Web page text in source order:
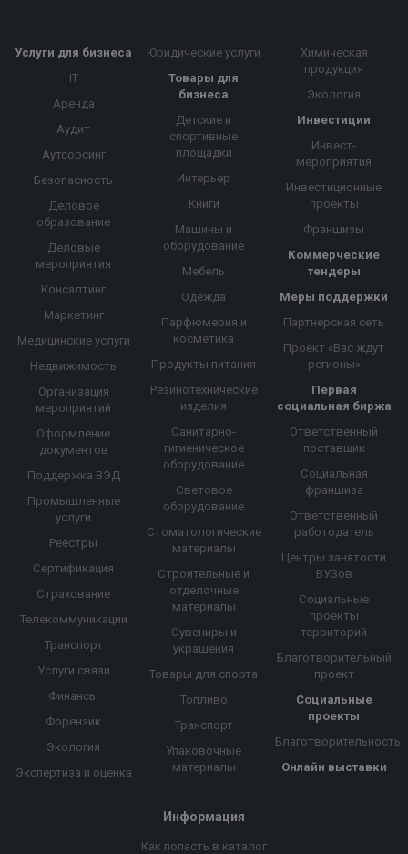
Услуги для бизнеса
IT
Аренда
Аудит
Аутсорсинг
Безопасность
Деловое
образование
Деловые
мероприятия
Консалтинг
Маркетинг
Медицинские услуги
Недвижимость
Организация
мероприятий
Оформление
документов
Поддержка ВЭД
Промышленные
услуги
Реестры
Сертификация
Страхование
Телекоммуникации
Транспорт
Услуги связи
Финансы
Форензик
Экология
Экспертиза и оценка
Юридические услуги
Товары для
бизнеса
Детские и
спортивные
площадки
Интерьер
Книги
Машины и
оборудование
Мебель
Одежда
Парфюмерия и
косметика
Продукты питания
Резинотехнические
изделия
Санитарно-
гигиеническое
оборудование
Световое
оборудование
Стоматологические
материалы
Строительные и
отделочные
материалы
Сувениры и
украшения
Товары для спорта
Топливо
Транспорт
Упаковочные
материалы
Химическая
продукция
Экология
Инвестиции
Инвест-
мероприятия
Инвестиционные
проекты
Франшизы
Коммерческие
тендеры
Меры поддержки
Партнерская сеть
Проект «Вас ждут
регионы»
Первая
социальная биржа
Ответственный
поставщик
Социальная
франшиза
Ответственный
работодатель
Центры занятости
ВУЗов
Социальные
проекты
территорий
Благотворительный
проект
Социальные
проекты
Благотворительность
Онлайн выставки
Информация
Как попасть в каталог